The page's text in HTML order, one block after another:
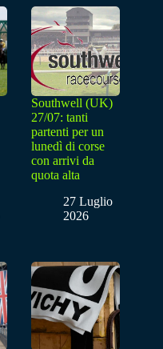
Southwell (UK)
27/07: tanti
partenti per un
lunedì di corse
con arrivi da
quota alta
27 Luglio
2026